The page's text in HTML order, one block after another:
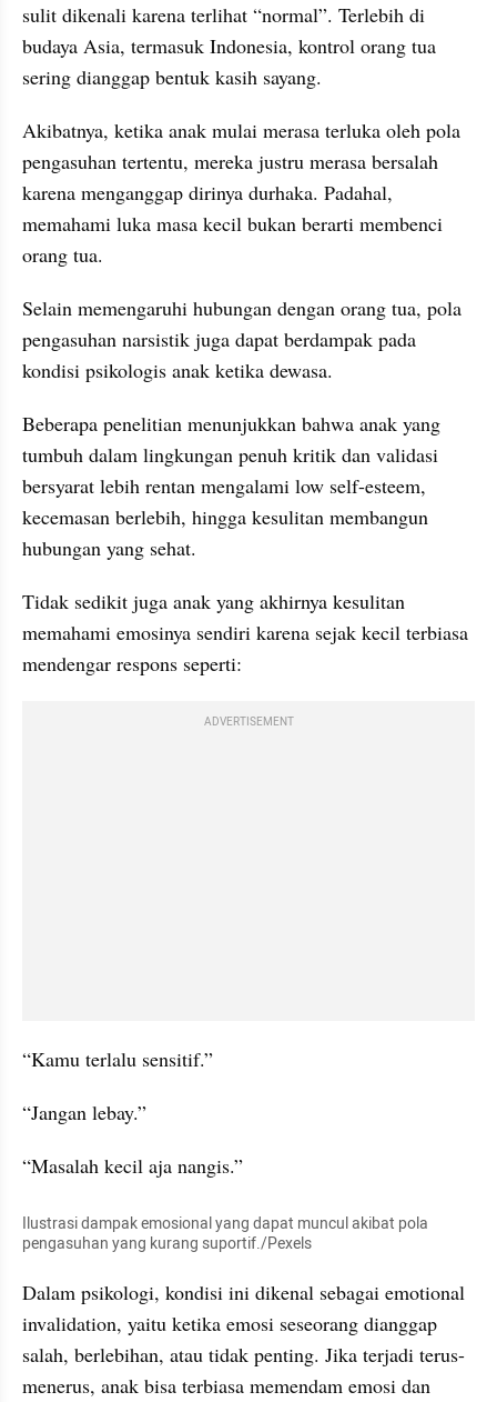
sulit dikenali karena terlihat “normal”. Terlebih di
budaya Asia, termasuk Indonesia, kontrol orang tua
sering dianggap bentuk kasih sayang.
Akibatnya, ketika anak mulai merasa terluka oleh pola
pengasuhan tertentu, mereka justru merasa bersalah
karena menganggap dirinya durhaka. Padahal,
memahami luka masa kecil bukan berarti membenci
orang tua.
Selain memengaruhi hubungan dengan orang tua, pola
pengasuhan narsistik juga dapat berdampak pada
kondisi psikologis anak ketika dewasa.
Beberapa penelitian menunjukkan bahwa anak yang
tumbuh dalam lingkungan penuh kritik dan validasi
bersyarat lebih rentan mengalami low self-esteem,
kecemasan berlebih, hingga kesulitan membangun
hubungan yang sehat.
Tidak sedikit juga anak yang akhirnya kesulitan
memahami emosinya sendiri karena sejak kecil terbiasa
mendengar respons seperti:
ADVERTISEMENT
“Kamu terlalu sensitif.”
“Jangan lebay.”
“Masalah kecil aja nangis.”
Ilustrasi dampak emosional yang dapat muncul akibat pola
pengasuhan yang kurang suportif./Pexels
Dalam psikologi, kondisi ini dikenal sebagai emotional
invalidation, yaitu ketika emosi seseorang dianggap
salah, berlebihan, atau tidak penting. Jika terjadi terus-
menerus, anak bisa terbiasa memendam emosi dan